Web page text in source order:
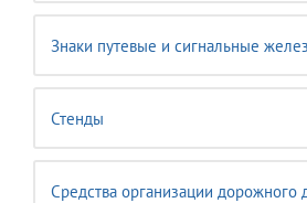
Знаки путевые и сигнальные
Стенды
Средства организации дорожного